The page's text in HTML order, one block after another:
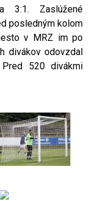
3:1. Zaslúžené
posledným kolom
v MRZ im po
divákov odovzdal
520 divákmi